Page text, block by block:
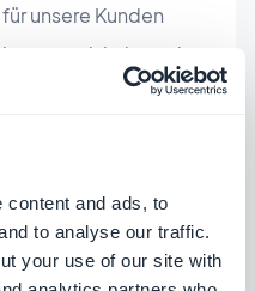
content and ads, to
to analyse our traffic.
your use of our site with
unsere Kunden
haben, der
werden kann, zögern
und je nach
einen